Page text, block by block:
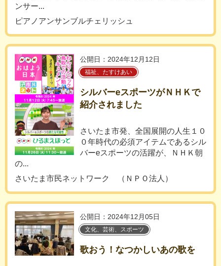
ンサー...
ピアノアンサンブルチェリッシュ
公開日：2024年12月12日
福祉、たすけあい
シルバーeスポーツがＮＨＫで
紹介されました
さいたま市発、全国展開の人生１０
０年時代の必須アイテムであるシル
バーeスポーツの活躍が、ＮＨＫ朝
の...
さいたま市民ネットワーク （ＮＰＯ法人）
公開日：2024年12月05日
文化、芸術、スポーツ
歌おう！なつかしいあの歌を